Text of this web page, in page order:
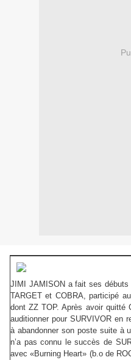
JIMI JAMISON a fait ses débuts
TARGET et COBRA, participé
dont ZZ TOP. Après avoir quitté
auditionner pour SURVIVOR en
à abandonner son poste suite à
n’a pas connu le succès de
avec «Burning Heart» (b.o de